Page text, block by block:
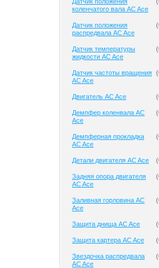
коленчатого вала AC Ace
Датчик положения
распредвала AC Ace
(
Датчик температуры
жидкости AC Ace
(
Датчик частоты вращения
AC Ace
(
Двигатель AC Ace (
Демпфер коленвала AC
Ace
(
Демпферная прокладка
AC Ace
(
Детали двигателя AC Ace (
Задняя опора двигателя
AC Ace
(
Заливная горловина AC
Ace
(
Защита днища AC Ace (
Защита картера AC Ace (
Звездочка распредвала
AC Ace
(